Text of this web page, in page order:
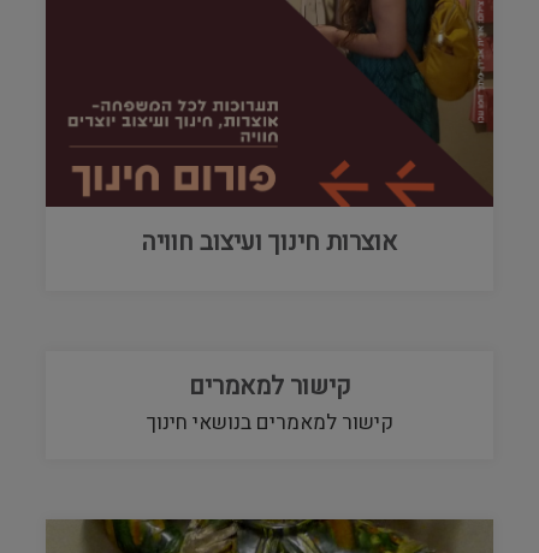
אוצרות חינוך ועיצוב חוויה
קישור למאמרים
קישור למאמרים בנושאי חינוך